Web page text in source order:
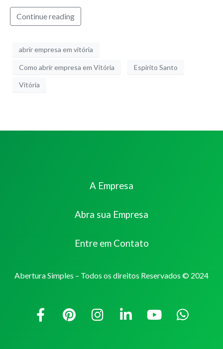
Continue reading
abrir empresa em vitória
Como abrir empresa em Vitória Espirito Santo
Vitória
A Empresa
Abra sua Empresa
Entre em Contato
Abertura Simples – Todos os direitos Reservados © 2024